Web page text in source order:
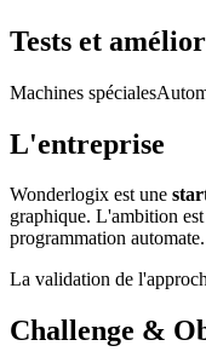
Tests et
Machines spéciales
L'entreprise
Wonderlogix est une
graphique. L'ambition
programmation automate.
La validation de
Challenge &